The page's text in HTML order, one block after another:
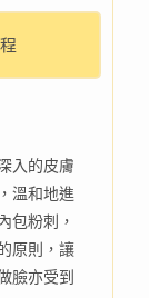
入的皮膚
溫和地進
包粉刺，
原則，讓
臉亦受到